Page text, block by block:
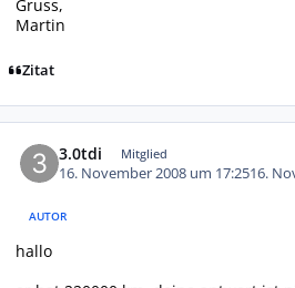
Gruss,
Martin
Zitat
3.0tdi Mitglied
16. November 2008 um 17:2516.
AUTOR
hallo